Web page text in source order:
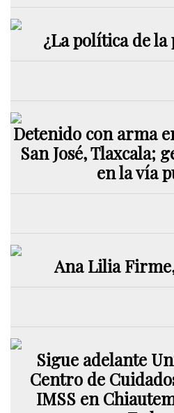
¿La política de la
Detenido con arma
San José, Tlaxcala;
en la vía
Ana Lilia
Sigue adelante
Centro de
IMSS en